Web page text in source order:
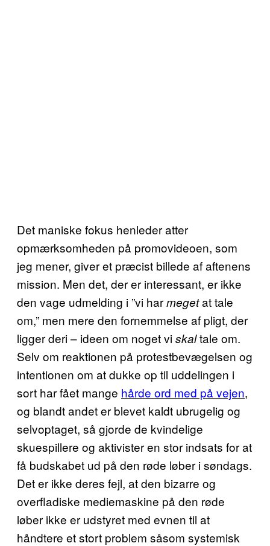
Det maniske fokus henleder atter
opmærksomheden på promovideoen, som
jeg mener, giver et præcist billede af aftenens
mission. Men det, der er interessant, er ikke
den vage udmelding i ”vi harmegetat tale
om,” men mere den fornemmelse af pligt, der
ligger deri – ideen om noget viskaltale om.
Selv om reaktionen på protestbevægelsen og
intentionen om at dukke op til uddelingen i
sort har fået mange hårde ord med på vejen,
og blandt andet er blevet kaldt ubrugelig og
selvoptaget, så gjorde de kvindelige
skuespillere og aktivister en stor indsats for at
få budskabet ud på den røde løber i søndags.
Det er ikke deres fejl, at den bizarre og
overfladiske mediemaskine på den røde
løber ikke er udstyret med evnen til at
håndtere et stort problem såsom systemisk